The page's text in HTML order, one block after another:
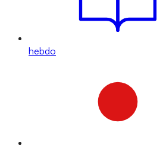
hebdo